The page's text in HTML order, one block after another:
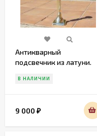
Антикварный
подсвечник из латуни.
В НАЛИЧИИ
9 000 ₽